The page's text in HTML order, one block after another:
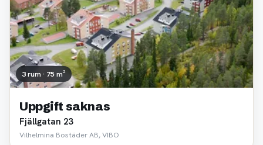
3 rum · 75 m²
Uppgift saknas
Fjällgatan 23
Vilhelmina Bostäder AB, VIBO